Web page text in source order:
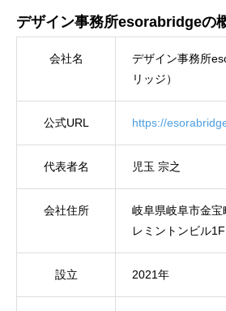
デザイン事務所esorabridgeの
会社名
デザイン事務所
リッジ）
公式URL https://
代表者名 児玉 宗之
会社住所
岐阜県岐阜市金宝
レミントンビル1F
設立 2021年